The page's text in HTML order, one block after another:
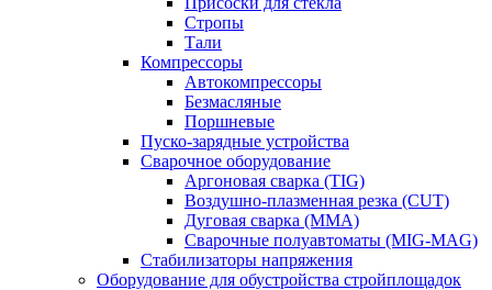
Стропы
Тали
Компрессоры
Автокомпрессоры
Безмасляные
Поршневые
Пуско-зарядные устройства
Сварочное оборудование
Аргоновая сварка (TIG)
Воздушно-плазменная резка (CUT)
Дуговая сварка (ММА)
Сварочные полуавтоматы (MIG-MAG)
Стабилизаторы напряжения
Оборудование для обустройства стройплощадок